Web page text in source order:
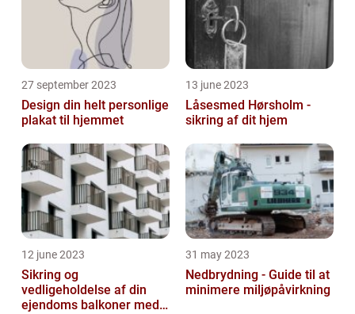
27 september 2023
Design din helt personlige
plakat til hjemmet
13 june 2023
Låsesmed Hørsholm -
sikring af dit hjem
12 june 2023
Sikring og
vedligeholdelse af din
ejendoms balkoner med
31 may 2023
Nedbrydning - Guide til at
minimere miljøpåvirkning